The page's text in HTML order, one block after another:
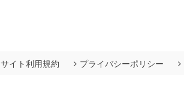
サイト利用規約 プライバシーポリシー